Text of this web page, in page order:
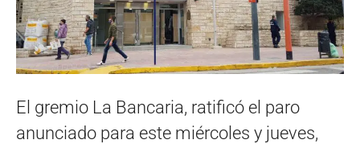
El gremio La Bancaria, ratificó el paro
anunciado para este miércoles y jueves,